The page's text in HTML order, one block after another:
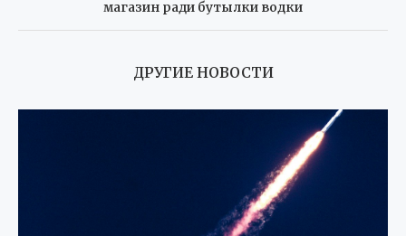
магазин ради бутылки водки
ДРУГИЕ НОВОСТИ